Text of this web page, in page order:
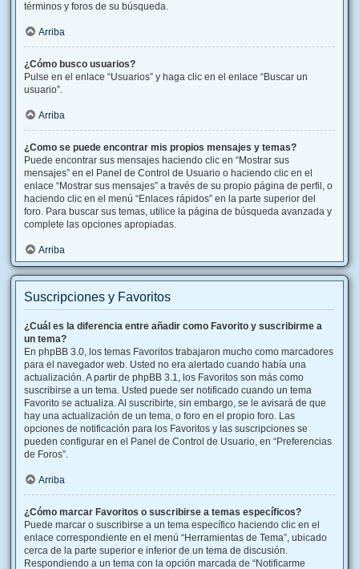
términos y foros de su búsqueda.
Arriba
¿Cómo busco usuarios?
Pulse en el enlace “Usuarios” y haga clic en el enlace “Buscar un
usuario”.
Arriba
¿Como se puede encontrar mis propios mensajes y temas?
Puede encontrar sus mensajes haciendo clic en “Mostrar sus
mensajes” en el Panel de Control de Usuario o haciendo clic en el
enlace “Mostrar sus mensajes” a través de su propio página de perfil, o
haciendo clic en el menú “Enlaces rápidos” en la parte superior del
foro. Para buscar sus temas, utilice la página de búsqueda avanzada y
complete las opciones apropiadas.
Arriba
Suscripciones y Favoritos
¿Cuál es la diferencia entre añadir como Favorito y suscribirme a
un tema?
En phpBB 3.0, los temas Favoritos trabajaron mucho como marcadores
para el navegador web. Usted no era alertado cuando había una
actualización. A partir de phpBB 3.1, los Favoritos son más como
suscribirse a un tema. Usted puede ser notificado cuando un tema
Favorito se actualiza. Al suscribirte, sin embargo, se le avisará de que
hay una actualización de un tema, o foro en el propio foro. Las
opciones de notificación para los Favoritos y las suscripciones se
pueden configurar en el Panel de Control de Usuario, en “Preferencias
de Foros”.
Arriba
¿Cómo marcar Favoritos o suscribirse a temas específicos?
Puede marcar o suscribirse a un tema específico haciendo clic en el
enlace correspondiente en el menú “Herramientas de Tema”, ubicado
cerca de la parte superior e inferior de un tema de discusión.
Respondiendo a un tema con la opción marcada de “Notificarme